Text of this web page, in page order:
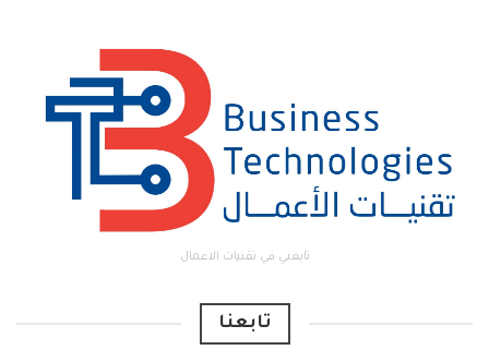
تابعني في تقنيات الاعمال
تابعنا